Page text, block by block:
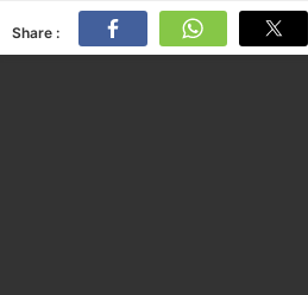
Share :